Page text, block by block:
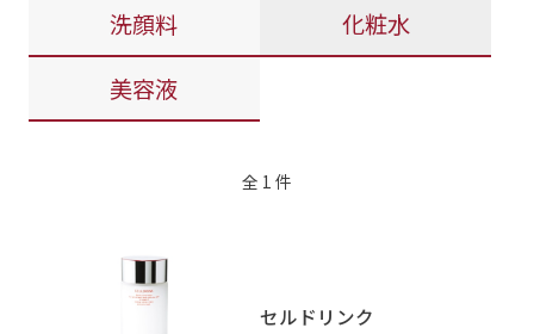
洗顔料
化粧水
美容液
全 1 件
セルドリンク